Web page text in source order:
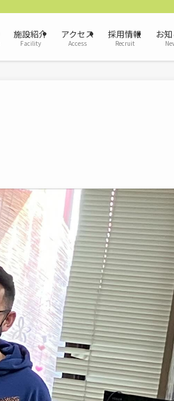
施設紹介
Facility
アクセス
Access
採用情報
Recruit
お